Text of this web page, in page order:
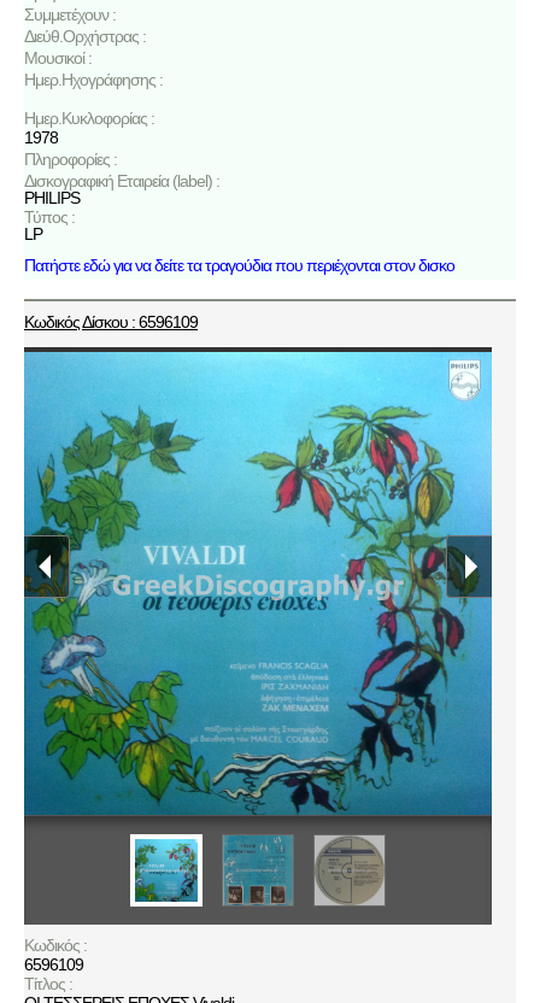
Συμμετέχουν :
Διεύθ.Ορχήστρας :
Μουσικοί :
Ημερ.Ηχογράφησης :
Ημερ.Κυκλοφορίας :
1978
Πληροφορίες :
Δισκογραφική Εταιρεία (label) :
PHILIPS
Τύπος :
LP
Πατήστε εδώ για να δείτε τα τραγούδια που περιέχονται στον δισκο
Κωδικός Δίσκου : 6596109
Κωδικός :
6596109
Τίτλος :